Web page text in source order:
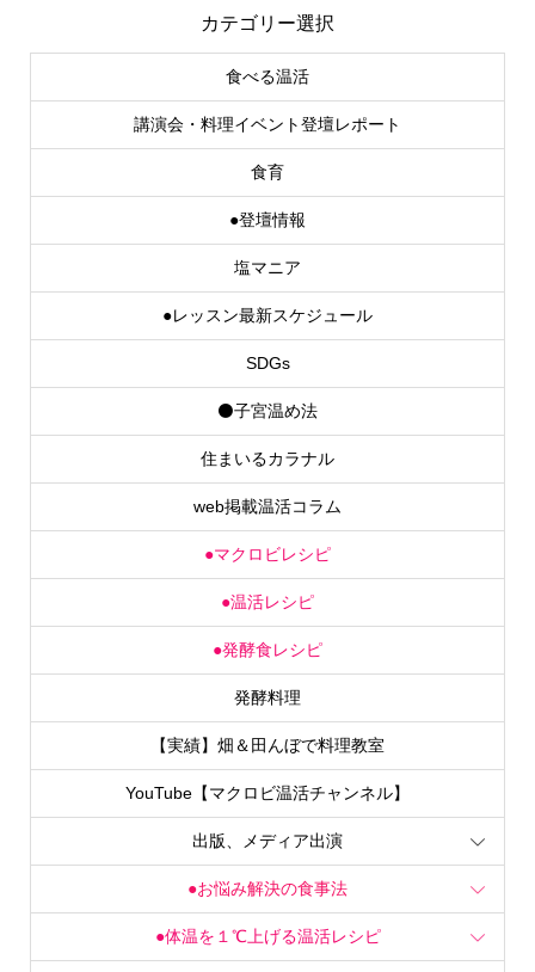
カテゴリー選択
食べる温活
講演会・料理イベント登壇レポート
食育
●登壇情報
塩マニア
●レッスン最新スケジュール
SDGs
⚫子宮温め法
住まいるカラナル
web掲載温活コラム
●マクロビレシピ
●温活レシピ
●発酵食レシピ
発酵料理
【実績】畑＆田んぼで料理教室
YouTube【マクロビ温活チャンネル】
出版、メディア出演
●お悩み解決の食事法
●体温を１℃上げる温活レシピ